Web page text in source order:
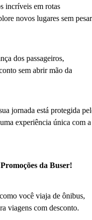
incríveis em rotas
novos lugares sem pesar
dos passageiros,
sem abrir mão da
jornada está protegida
experiência única com a
da Buser!
você viaja de ônibus,
viagens com desconto.